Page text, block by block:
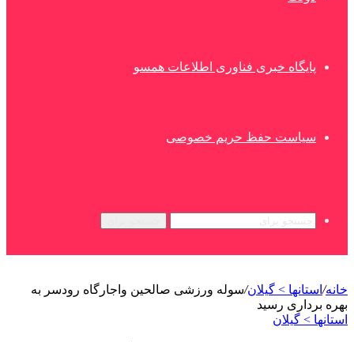
پایگاه خبری فناوری اطلاعات همسو
سیاست حفظ حریم خصوصی
خانه/ استانها > گیلان/سوله ورزشی صالحین واجارگاه رودسر به
بهره برداری رسید
استانها > گیلان